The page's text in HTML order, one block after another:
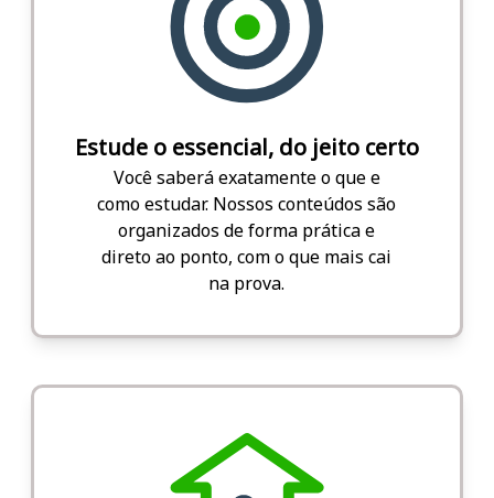
Estude o essencial, do jeito certo
Você saberá exatamente o que e
como estudar. Nossos conteúdos são
organizados de forma prática e
direto ao ponto, com o que mais cai
na prova.